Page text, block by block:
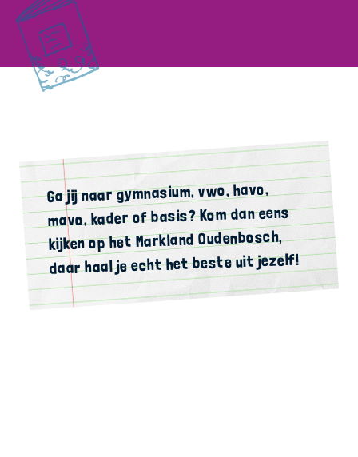
Ga jij naar gymnasium, vwo, havo,
mavo, kader of basis? Kom dan eens
kijken op het Markland Oudenbosch,
daar haal je echt het beste uit jezelf!